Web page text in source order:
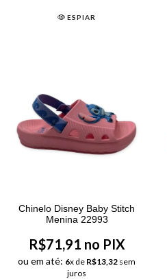
ESPIAR
Chinelo Disney Baby Stitch
Menina 22993
R$71,91 no PIX
ou em até: 6x de R$13,32 sem
juros